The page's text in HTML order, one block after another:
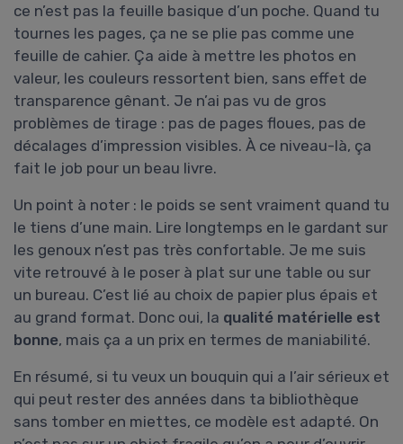
ce n’est pas la feuille basique d’un poche. Quand tu
tournes les pages, ça ne se plie pas comme une
feuille de cahier. Ça aide à mettre les photos en
valeur, les couleurs ressortent bien, sans effet de
transparence gênant. Je n’ai pas vu de gros
problèmes de tirage : pas de pages floues, pas de
décalages d’impression visibles. À ce niveau-là, ça
fait le job pour un beau livre.
Un point à noter : le poids se sent vraiment quand tu
le tiens d’une main. Lire longtemps en le gardant sur
les genoux n’est pas très confortable. Je me suis
vite retrouvé à le poser à plat sur une table ou sur
un bureau. C’est lié au choix de papier plus épais et
au grand format. Donc oui, la qualité matérielle est
bonne, mais ça a un prix en termes de maniabilité.
En résumé, si tu veux un bouquin qui a l’air sérieux et
qui peut rester des années dans ta bibliothèque
sans tomber en miettes, ce modèle est adapté. On